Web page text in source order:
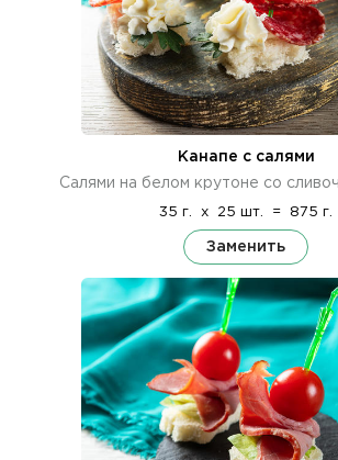
Канапе с салями
Салями на белом крутоне со
35 г. x 25 шт. = 875 г.
Заменить